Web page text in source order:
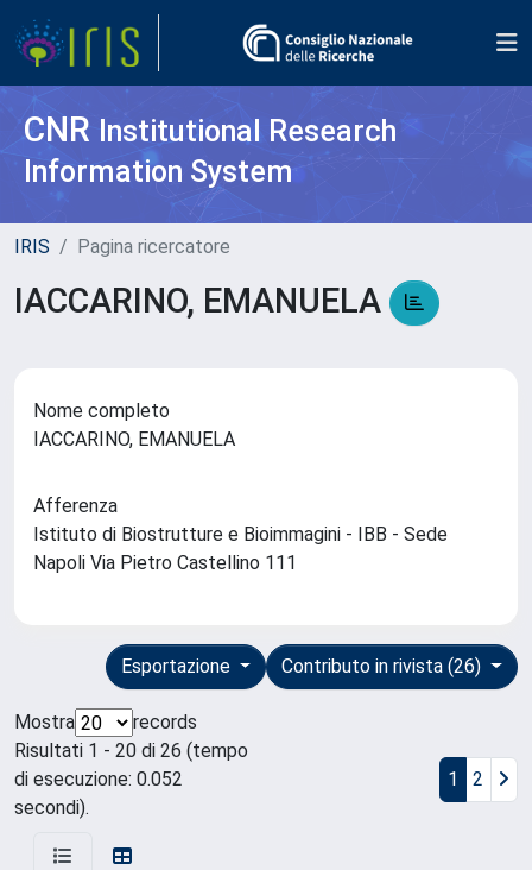
CNR Institutional Research
Information System
IRIS Pagina ricercatore
IACCARINO, EMANUELA
Nome completo
IACCARINO, EMANUELA
Afferenza
Istituto di Biostrutture e Bioimmagini - IBB - Sede
Napoli Via Pietro Castellino 111
Contributo in rivista (26)
Esportazione
Mostra
records
Risultati 1 - 20 di 26 (tempo
di esecuzione: 0.052
secondi).
1 2